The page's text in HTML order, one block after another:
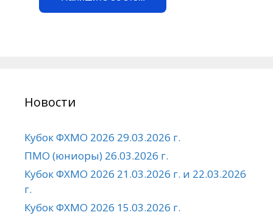
Новости
Кубок ФХМО 2026 29.03.2026 г.
ПМО (юниоры) 26.03.2026 г.
Кубок ФХМО 2026 21.03.2026 г. и 22.03.2026
г.
Кубок ФХМО 2026 15.03.2026 г.